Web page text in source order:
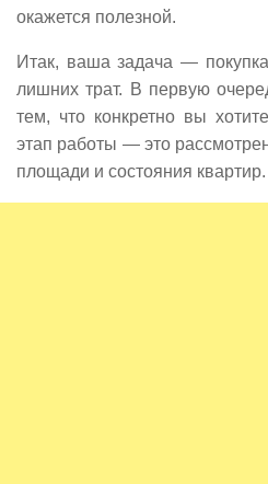
окажется полезной.
Итак, ваша задача —
лишних трат. В первую
тем, что конкретно вы
этап работы — это
площади и состояния квартир.